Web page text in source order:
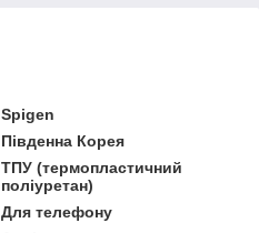
Spigen
Південна Корея
ТПУ (термопластичний
поліуретан)
Для телефону